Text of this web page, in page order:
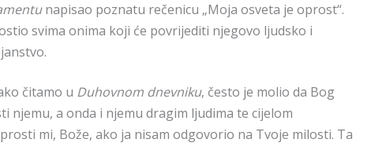
napisao poznatu rečenicu „Moja osveta je oprost“.
svima onima koji će povrijediti njegovo ljudsko i
čitamo u Duhovnom dnevniku, često je molio da Bog
njemu, a onda i njemu dragim ljudima te cijelom
mi, Bože, ako ja nisam odgovorio na Tvoje milosti. Ta